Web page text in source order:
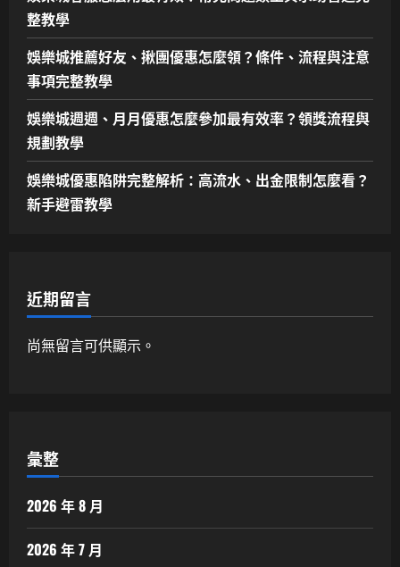
整教學
娛樂城推薦好友、揪團優惠怎麼領？條件、流程與注意
事項完整教學
娛樂城週週、月月優惠怎麼參加最有效率？領獎流程與
規劃教學
娛樂城優惠陷阱完整解析：高流水、出金限制怎麼看？
新手避雷教學
近期留言
尚無留言可供顯示。
彙整
2026 年 8 月
2026 年 7 月